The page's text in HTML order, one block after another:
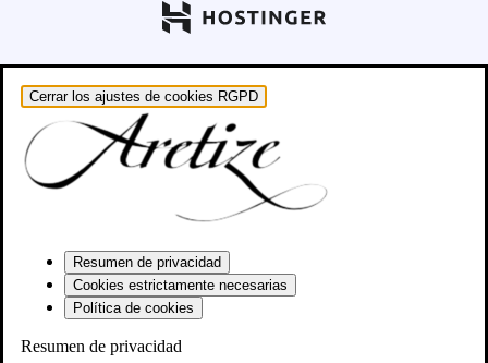
Cerrar los ajustes de cookies RGPD
Resumen de privacidad
Cookies estrictamente necesarias
Política de cookies
Resumen de privacidad